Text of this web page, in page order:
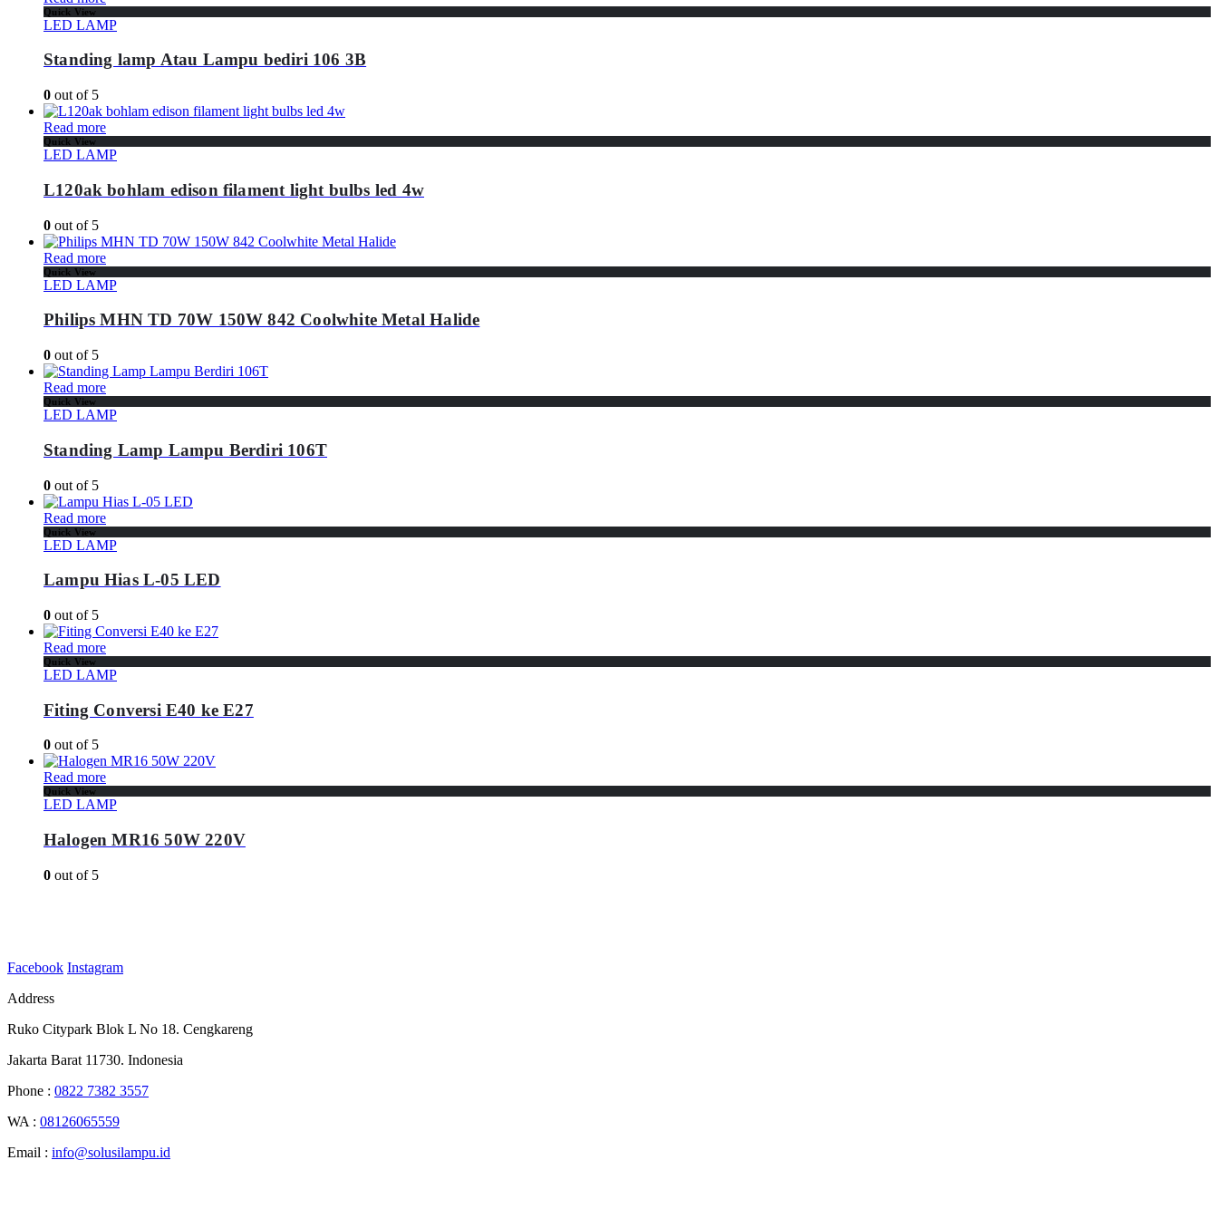
Quick View
LED LAMP
Standing lamp Atau Lampu bediri 106 3B
0 out of 5
Read more
Quick View
LED LAMP
L120ak bohlam edison filament light bulbs led 4w
0 out of 5
Read more
Quick View
LED LAMP
Philips MHN TD 70W 150W 842 Coolwhite Metal Halide
0 out of 5
Read more
Quick View
LED LAMP
Standing Lamp Lampu Berdiri 106T
0 out of 5
Read more
Quick View
LED LAMP
Lampu Hias L-05 LED
0 out of 5
Read more
Quick View
LED LAMP
Fiting Conversi E40 ke E27
0 out of 5
Read more
Quick View
LED LAMP
Halogen MR16 50W 220V
0 out of 5
Facebook Instagram
Address
Ruko Citypark Blok L No 18. Cengkareng
Jakarta Barat 11730. Indonesia
Phone : 0822 7382 3557
WA : 08126065559
Email : info@solusilampu.id